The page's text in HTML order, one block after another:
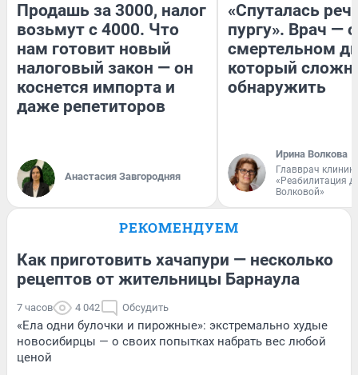
Продашь за 3000, налог
возьмут с 4000. Что
нам готовит новый
налоговый закон — он
коснется импорта и
даже репетиторов
Анастасия Завгородняя
«Спуталась
пургу». Врач — о
смертельном
который
обнаружить
Ирина Волкова
Главврач
«Реабилитация
Волковой»
РЕКОМЕНДУЕМ
Как приготовить хачапури — несколько
рецептов от жительницы Барнаула
7 часов 4 042 Обсудить
«Ела одни булочки и пирожные»: экстремально худые
новосибирцы — о своих попытках набрать вес любой
ценой